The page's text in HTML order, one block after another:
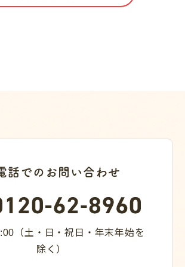
話でのお問い合わせ
（土・日・祝日・年末年始を
除く）